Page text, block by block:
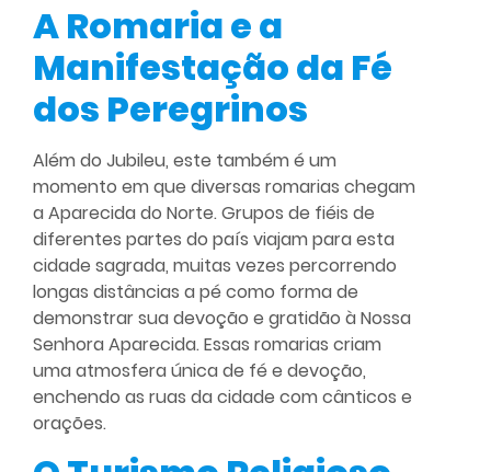
A Romaria e a
Manifestação da Fé
dos Peregrinos
Além do Jubileu, este também é um
momento em que diversas romarias chegam
a Aparecida do Norte. Grupos de fiéis de
diferentes partes do país viajam para esta
cidade sagrada, muitas vezes percorrendo
longas distâncias a pé como forma de
demonstrar sua devoção e gratidão à Nossa
Senhora Aparecida. Essas romarias criam
uma atmosfera única de fé e devoção,
enchendo as ruas da cidade com cânticos e
orações.